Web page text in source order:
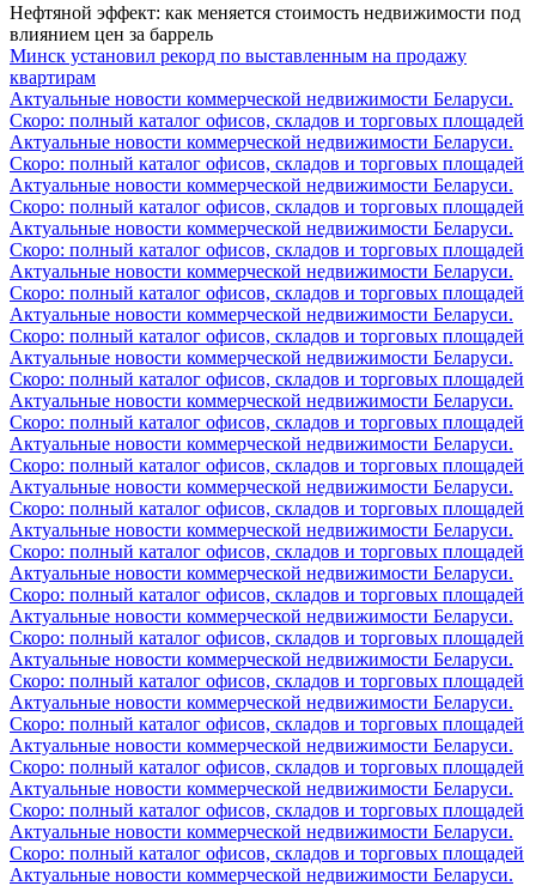
Нефтяной эффект: как меняется стоимость недвижимости под
влиянием цен за баррель
Минск установил рекорд по выставленным на продажу
квартирам
Актуальные новости коммерческой недвижимости Беларуси.
Скоро: полный каталог офисов, складов и торговых площадей
Актуальные новости коммерческой недвижимости Беларуси.
Скоро: полный каталог офисов, складов и торговых площадей
Актуальные новости коммерческой недвижимости Беларуси.
Скоро: полный каталог офисов, складов и торговых площадей
Актуальные новости коммерческой недвижимости Беларуси.
Скоро: полный каталог офисов, складов и торговых площадей
Актуальные новости коммерческой недвижимости Беларуси.
Скоро: полный каталог офисов, складов и торговых площадей
Актуальные новости коммерческой недвижимости Беларуси.
Скоро: полный каталог офисов, складов и торговых площадей
Актуальные новости коммерческой недвижимости Беларуси.
Скоро: полный каталог офисов, складов и торговых площадей
Актуальные новости коммерческой недвижимости Беларуси.
Скоро: полный каталог офисов, складов и торговых площадей
Актуальные новости коммерческой недвижимости Беларуси.
Скоро: полный каталог офисов, складов и торговых площадей
Актуальные новости коммерческой недвижимости Беларуси.
Скоро: полный каталог офисов, складов и торговых площадей
Актуальные новости коммерческой недвижимости Беларуси.
Скоро: полный каталог офисов, складов и торговых площадей
Актуальные новости коммерческой недвижимости Беларуси.
Скоро: полный каталог офисов, складов и торговых площадей
Актуальные новости коммерческой недвижимости Беларуси.
Скоро: полный каталог офисов, складов и торговых площадей
Актуальные новости коммерческой недвижимости Беларуси.
Скоро: полный каталог офисов, складов и торговых площадей
Актуальные новости коммерческой недвижимости Беларуси.
Скоро: полный каталог офисов, складов и торговых площадей
Актуальные новости коммерческой недвижимости Беларуси.
Скоро: полный каталог офисов, складов и торговых площадей
Актуальные новости коммерческой недвижимости Беларуси.
Скоро: полный каталог офисов, складов и торговых площадей
Актуальные новости коммерческой недвижимости Беларуси.
Скоро: полный каталог офисов, складов и торговых площадей
Актуальные новости коммерческой недвижимости Беларуси.